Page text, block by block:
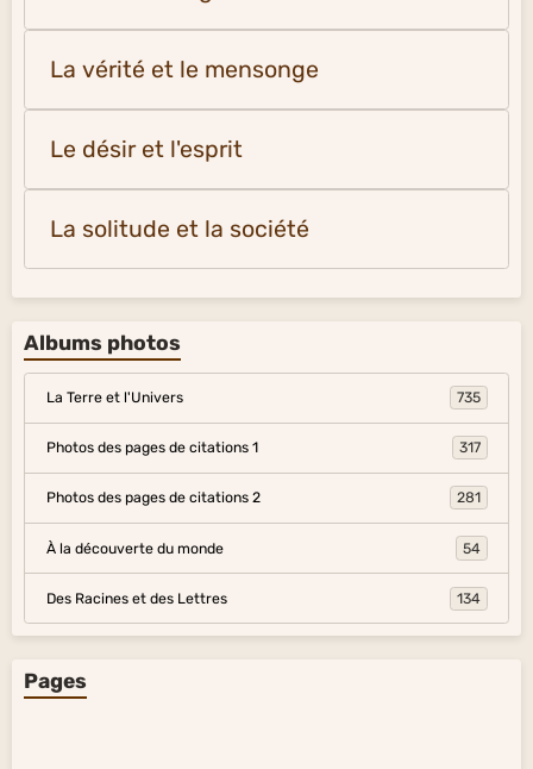
La vérité et le mensonge
Le désir et l'esprit
La solitude et la société
Albums photos
La Terre et l'Univers 735
Photos des pages de citations 1 317
Photos des pages de citations 2 281
À la découverte du monde 54
Des Racines et des Lettres 134
Pages